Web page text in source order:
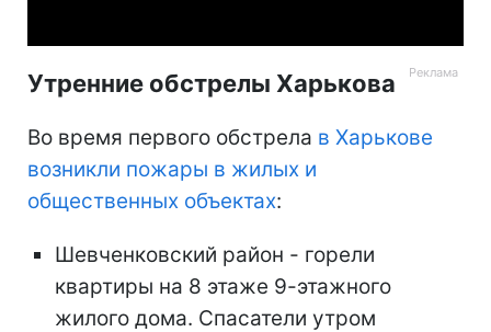
Утренние обстрелы Харькова
Во время первого обстрела в Харькове
возникли пожары в жилых и
общественных объектах:
Шевченковский район - горели
квартиры на 8 этаже 9-этажного
жилого дома. Спасатели утром